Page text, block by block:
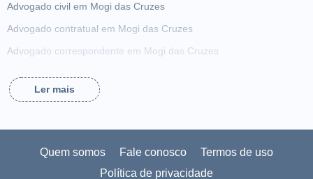
Advogado civil em Mogi das Cruzes
Advogado contratual em Mogi das Cruzes
Advogado correspondente em Mogi das Cruzes
Advogado da família em Mogi das Cruzes
Ler mais
Quem somos Fale conosco
Termos de uso
Política de privacidade